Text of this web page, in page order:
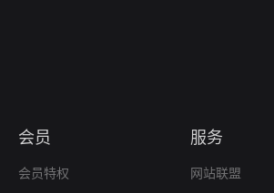
会员
会员特权
服务
网站联盟